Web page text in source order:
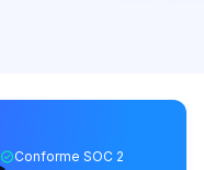
Conforme SOC 2